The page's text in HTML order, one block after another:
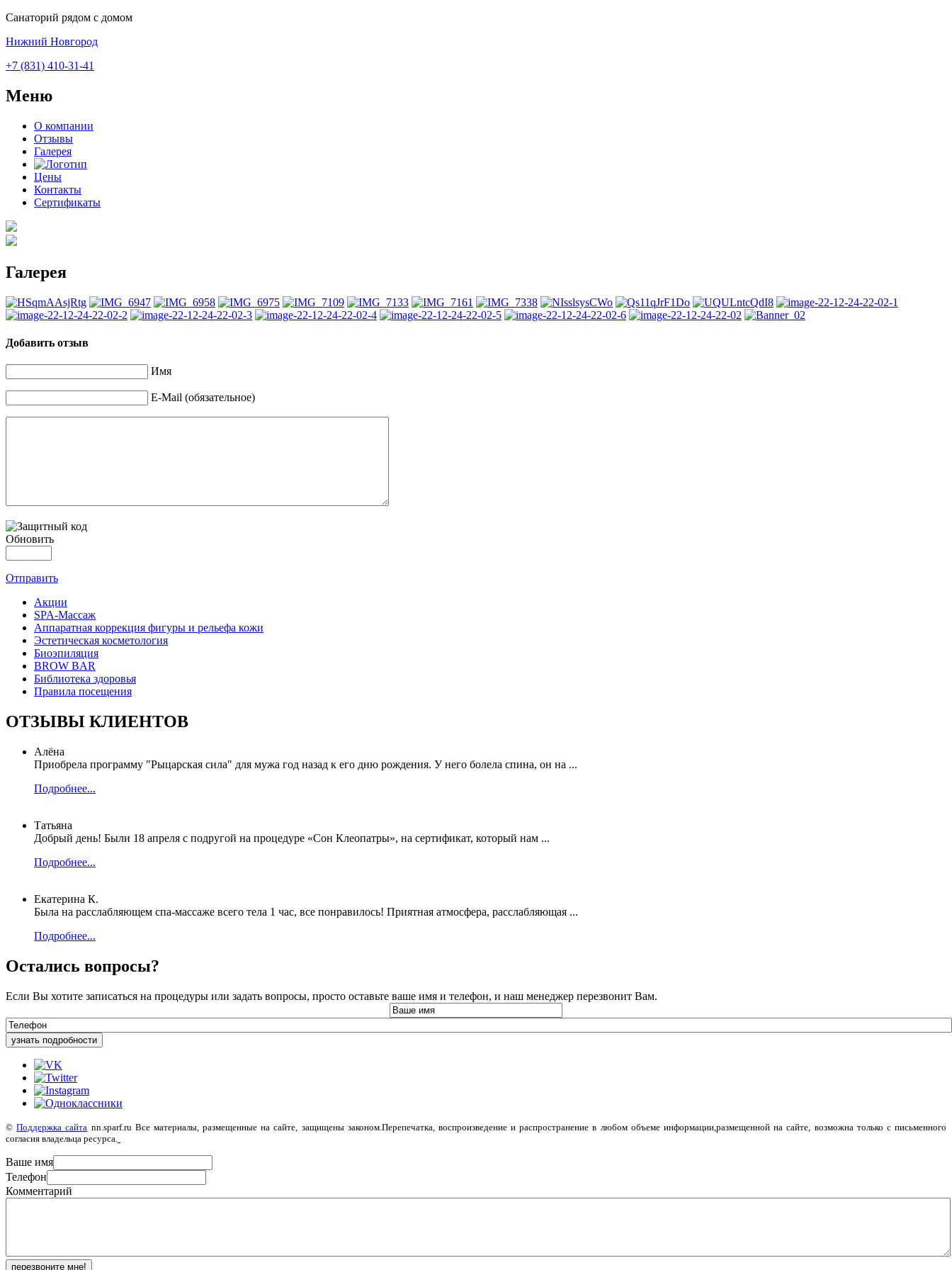
Санаторий рядом с домом
Нижний Новгород
+7 (831) 410-31-41
Меню
О компании
Отзывы
Галерея
Цены
Контакты
Сертификаты
Галерея
Добавить отзыв
Имя
E-Mail (обязательное)
Обновить
Отправить
Акции
SPA-Массаж
Аппаратная коррекция фигуры и рельефа кожи
Эстетическая косметология
Биоэпиляция
BROW BAR
Библиотека здоровья
Правила посещения
ОТЗЫВЫ КЛИЕНТОВ
Алёна
Приобрела программу "Рыцарская сила" для мужа год назад к его дню рождения. У него болела спина, он на ...
Подробнее...
Татьяна
Добрый день! Были 18 апреля с подругой на процедуре «Сон Клеопатры», на сертификат, который нам ...
Подробнее...
Екатерина К.
Была на расслабляющем спа-массаже всего тела 1 час, все понравилось! Приятная атмосфера, расслабляющая ...
Подробнее...
Остались вопросы?
Если Вы хотите записаться на процедуры или задать вопросы, просто оставьте ваше имя и телефон, и наш менеджер перезвонит Вам.
узнать подробности
©Поддержка сайта nn.sparf.ru Все материалы, размещенные на сайте, защищены законом.Перепечатка, воспроизведение и распространение в любом объеме информации,размещенной на сайте, возможна только с письменного
согласия владельца ресурса.
Ваше имя
Телефон
Комментарий
перезвоните мне!